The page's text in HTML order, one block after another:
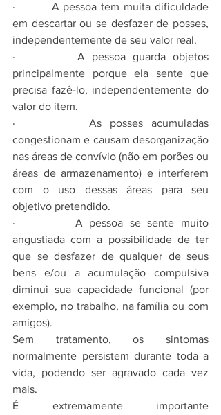
·         A pessoa tem muita dificuldade
em descartar ou se desfazer de posses,
independentemente de seu valor real.
·         A pessoa guarda objetos
principalmente porque ela sente que
precisa fazê-lo, independentemente do
valor do item.
·         As posses acumuladas
congestionam e causam desorganização
nas áreas de convívio (não em porões ou
áreas de armazenamento) e interferem
com o uso dessas áreas para seu
objetivo pretendido.
·         A pessoa se sente muito
angustiada com a possibilidade de ter
que se desfazer de qualquer de seus
bens e/ou a acumulação compulsiva
diminui sua capacidade funcional (por
exemplo, no trabalho, na família ou com
amigos).
Sem tratamento, os sintomas
normalmente persistem durante toda a
vida, podendo ser agravado cada vez
mais.
É extremamente importante